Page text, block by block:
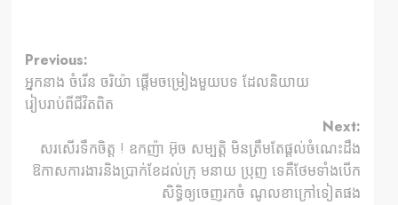
Previous:
អ្នកនាង ចំរើន ចរិយ៉ា ផ្តើមចម្រៀងមួយបទ ដែលនិយាយ
រៀបរាប់ពីជីវិតពិត
Next:
សរសើរទឹកចិត្ត ! ឧកញ៉ា អ៊ុច សម្បត្តិ មិនត្រឹមតែផ្តល់ចំណេះដឹង
ឱកាសការងារនិងប្រាក់ខែដល់ក្រុ មនាយ ប្រុញ ទេគឺថែមទាំងបើក
សិទ្ធិឲ្យចេញរកចំ ណូលខាក្រៅទៀតផង